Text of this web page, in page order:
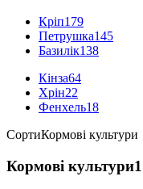
Кріп179
Петрушка145
Базилік138
Кінза64
Хрін22
Фенхель18
СортиКормові культури
Кормові культури